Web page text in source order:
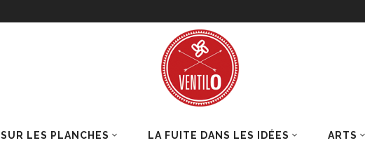
SUR LES PLANCHES LA FUITE DANS LES IDÉES ARTS